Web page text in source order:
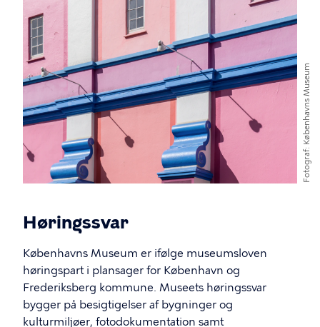
Fotograf
Københavns Museum
Høringssvar
Københavns Museum er ifølge museumsloven
høringspart i plansager for København og
Frederiksberg kommune. Museets høringssvar
bygger på besigtigelser af bygninger og
kulturmiljøer, fotodokumentation samt